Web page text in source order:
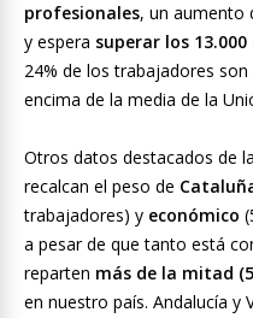
profesionales, un aumento
y espera superar los
24% de los trabajadores
encima de la media de la
Otros datos destacados de
recalcan el peso de
trabajadores) y económico
a pesar de que tanto está
reparten más de la mitad
en nuestro país. Andalucía y